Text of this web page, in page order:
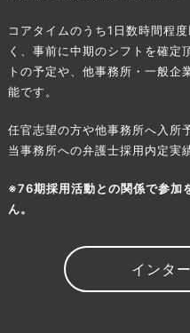
コアタイムのうち1日数時間程
く、事前に中期のシフトを確定
トの予定や、他事務所・一般企
能です。
任官志望の方や他事務所へ入所
当事務所への弁護士採用内定実
※76期採用活動との関係で参加
ん。
インタ